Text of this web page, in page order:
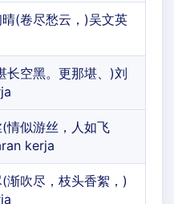
晴(卷尽愁云，)吴文英
长空黑。更那堪、)刘
(情似游丝，人如飞
kerja
渐吹尽，枝头香絮，)